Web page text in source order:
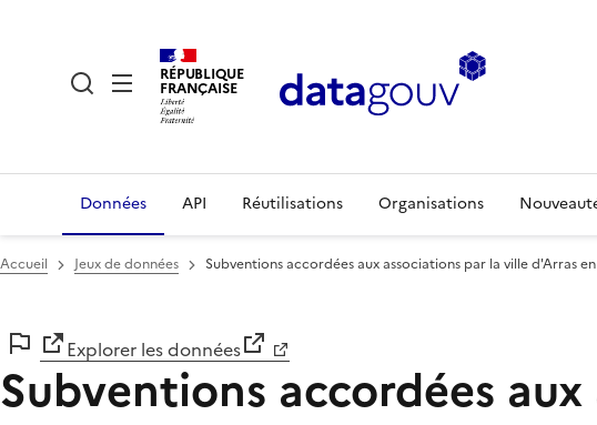
RÉPUBLIQUE
FRANÇAISE
Données API Réutilisations Organisations
Accueil Jeux de données Subventions accordées aux associations par la ville d'Arras
Explorer les données
Subventions accordées